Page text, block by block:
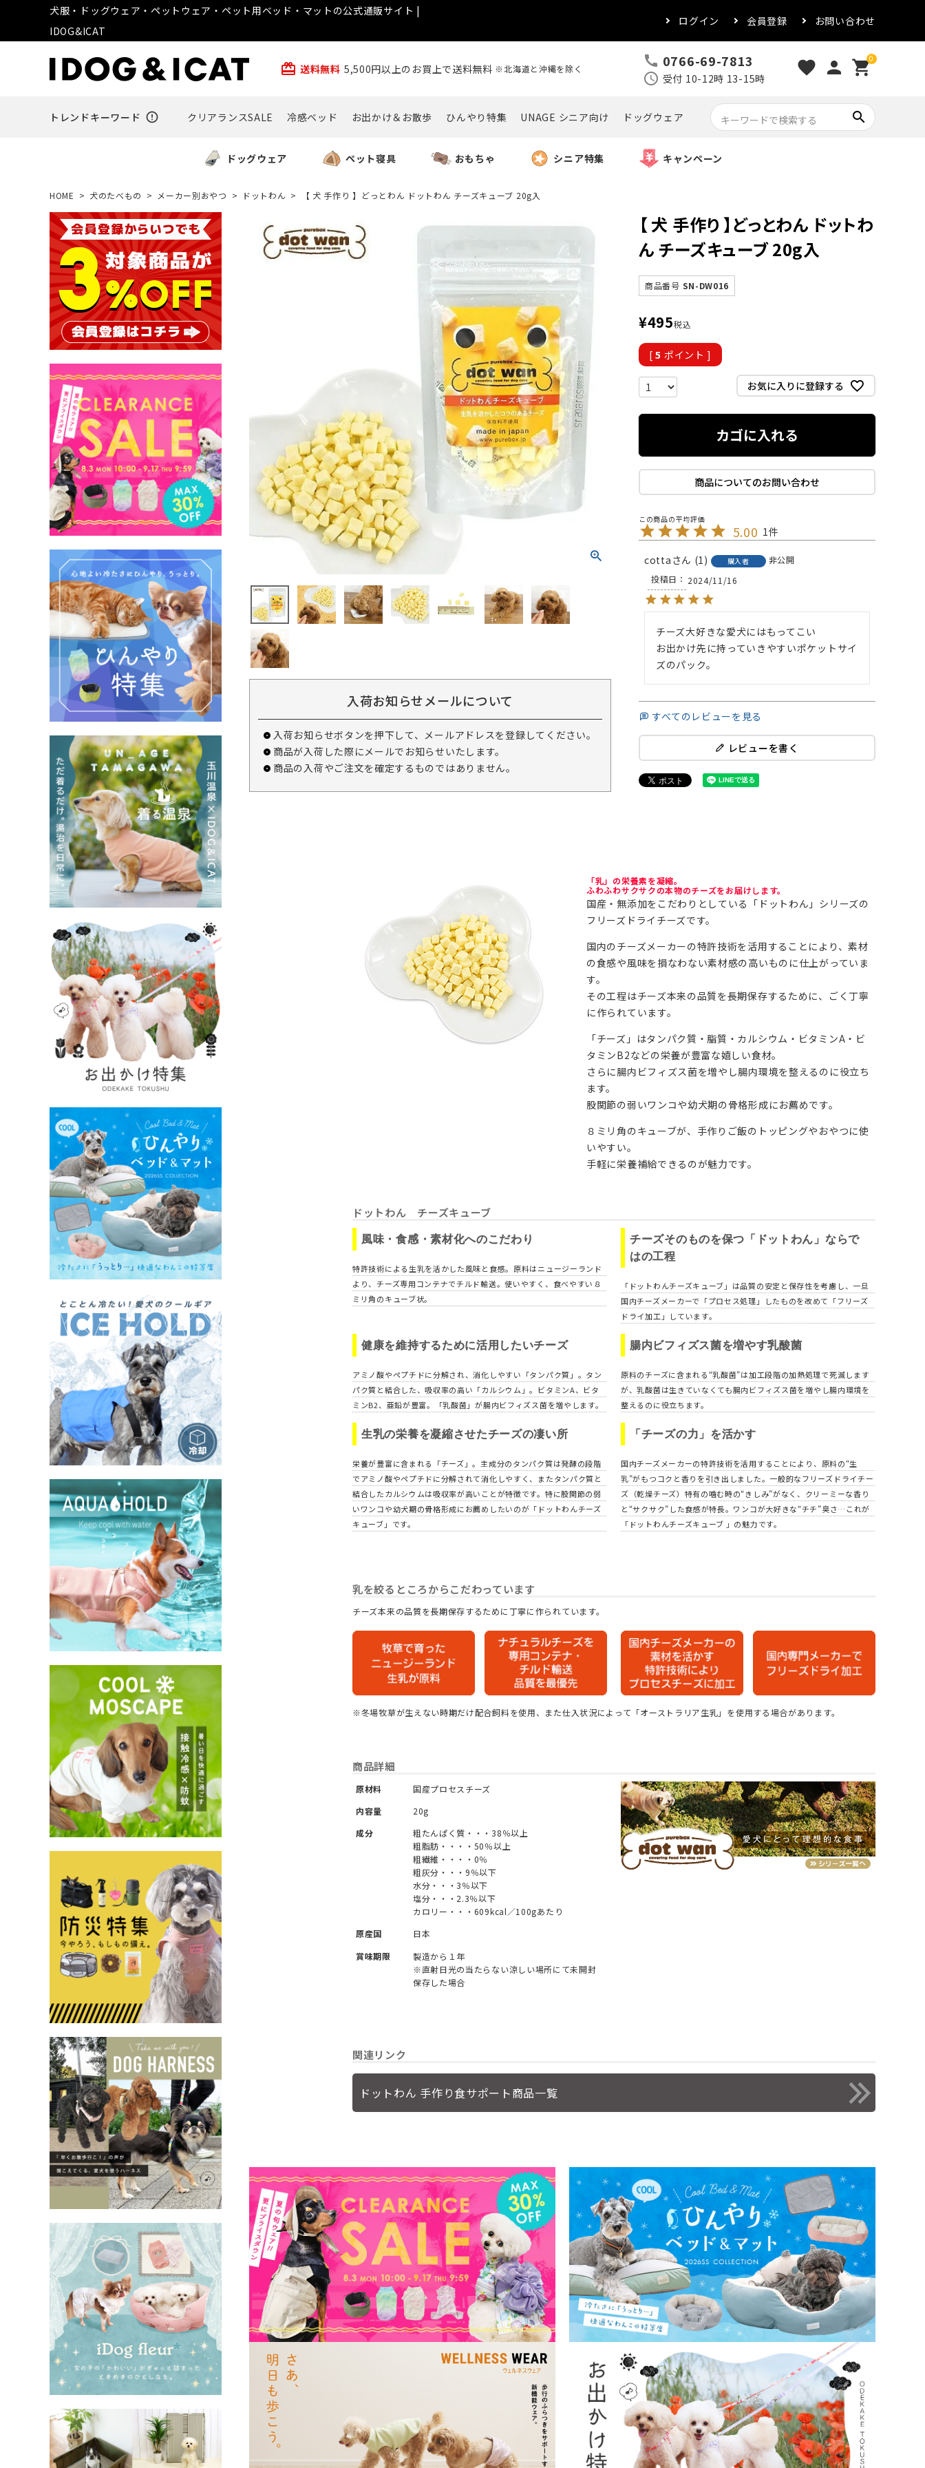
犬服・ドッグウェア・ペットウェア・ペット用ベッド・マットの公式通販サイト |
IDOG&ICAT
ログイン 会員登録 お問い合わせ
card_giftcard 送料無料 5,500円以上のお買上で送料無料 ※北海道と沖縄を除く call 0766-69-7813
schedule 受付 10-12時 13-15時
favorite person 0
shopping_cart
トレンドキーワード error_outline クリアランスSALE 冷感ベッド お出かけ＆お散歩 ひんやり特集 UNAGE シニア向け ドッグウェア search
ドッグウェア ペット寝具 おもちゃ シニア特集 キャンペーン
HOME 犬のたべもの メーカー別おやつ ドットわん 【 犬 手作り 】どっとわん ドットわん チーズキューブ 20g入
入荷お知らせメールについて
入荷お知らせボタンを押下して、メールアドレスを登録してください。
商品が入荷した際にメールでお知らせいたします。
商品の入荷やご注文を確定するものではありません。
【 犬 手作り 】どっとわん ドットわ
ん チーズキューブ 20g入
商品番号 SN-DW016
¥495税込
[ 5 ポイント ]
お気に入りに登録する
カゴに入れる
商品についてのお問い合わせ
5.00 1
cotta 1 購入者
非公開
投稿日
2024/11/16
チーズ大好きな愛犬にはもってこい
お出かけ先に持っていきやすいポケットサイ
ズのパック。
すべてのレビューを見る
レビューを書く
「乳」の栄養素を凝縮。
ふわふわサクサクの本物のチーズをお届けします。
国産・無添加をこだわりとしている「ドットわん」シリーズの
フリーズドライチーズです。
国内のチーズメーカーの特許技術を活用することにより、素材
の食感や風味を損なわない素材感の高いものに仕上がっていま
す。
その工程はチーズ本来の品質を長期保存するために、ごく丁寧
に作られています。
「チーズ」はタンパク質・脂質・カルシウム・ビタミンA・ビ
タミンB2などの栄養が豊富な嬉しい食材。
さらに腸内ビフィズス菌を増やし腸内環境を整えるのに役立ち
ます。
股関節の弱いワンコや幼犬期の骨格形成にお薦めです。
８ミリ角のキューブが、手作りご飯のトッピングやおやつに使
いやすい。
手軽に栄養補給できるのが魅力です。
ドットわん チーズキューブ
風味・食感・素材化へのこだわり
特許技術による生乳を活かした風味と食感。原料はニュージーランド
より、チーズ専用コンテナでチルド輸送。使いやすく、食べやすい８
ミリ角のキューブ状。
チーズそのものを保つ「ドットわん」ならで
はの工程
「ドットわんチーズキューブ」は品質の安定と保存性を考慮し、一旦
国内チーズメーカーで「プロセス処理」したものを改めて「フリーズ
ドライ加工」しています。
健康を維持するために活用したいチーズ
アミノ酸やペプチドに分解され、消化しやすい「タンパク質」。タン
パク質と結合した、吸収率の高い「カルシウム」。ビタミンA、ビタ
ミンB2、亜鉛が豊富。「乳酸菌」が腸内ビフィズス菌を増やします。
腸内ビフィズス菌を増やす乳酸菌
原料のチーズに含まれる“乳酸菌”は加工段階の加熱処理で死滅します
が、乳酸菌は生きていなくても腸内ビフィズス菌を増やし腸内環境を
整えるのに役立ちます。
生乳の栄養を凝縮させたチーズの凄い所
栄養が豊富に含まれる「チーズ」。主成分のタンパク質は発酵の段階
でアミノ酸やペプチドに分解されて消化しやすく、またタンパク質と
結合したカルシウムは吸収率が高いことが特徴です。特に股関節の弱
いワンコや幼犬期の骨格形成にお薦めしたいのが「ドットわんチーズ
キューブ」です。
「チーズの力」を活かす
国内チーズメーカーの特許技術を活用することにより、原料の“生
乳”がもつコクと香りを引き出しました。一般的なフリーズドライチー
ズ（乾燥チーズ）特有の噛む時の“きしみ”がなく、クリーミーな香り
と“サクサク”した食感が特長。ワンコが大好きな“チチ”臭さ…これが
「ドットわんチーズキューブ 」の魅力です。
乳を絞るところからこだわっています
チーズ本来の品質を長期保存するために丁寧に作られています。
※冬場牧草が生えない時期だけ配合飼料を使用、また仕入状況によって「オーストラリア生乳」を使用する場合があります。
商品詳細
原材料
国産プロセスチーズ
内容量
20g
成分
粗たんぱく質・・・38％以上
粗脂肪・・・・50％以上
粗繊維・・・・0％
粗灰分・・・9％以下
水分・・・3％以下
塩分・・・2.3％以下
カロリー・・・609kcal／100gあたり
原産国
日本
賞味期限
製造から１年
※直射日光の当たらない涼しい場所にて未開封
保存した場合
関連リンク
ドットわん 手作り食サポート商品一覧